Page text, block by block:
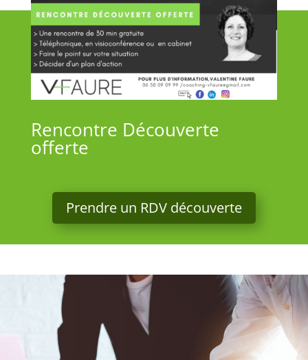
Rencontre Découverte
offerte
Prendre un RDV découverte